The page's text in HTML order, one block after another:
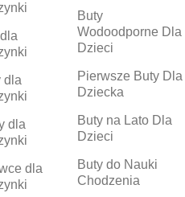
dla
dla
dla
Buty
Wodoodporne Dla
Dzieci
Pierwsze Buty Dla
Dziecka
Buty na Lato Dla
Dzieci
Buty do Nauki
Chodzenia